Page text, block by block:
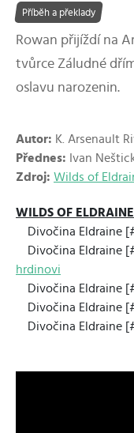
Příběh a překlady
Rowan přijíždí na
tvůrce Záludné
oslavu narozenin.
Autor: K. Arsenault
Přednes: Ivan
Zdroj: Wilds of
WILDS OF ELDRAINE
Divočina Eldraine
Divočina Eldraine
hrdinovi
Divočina Eldraine
Divočina Eldraine
Divočina Eldraine